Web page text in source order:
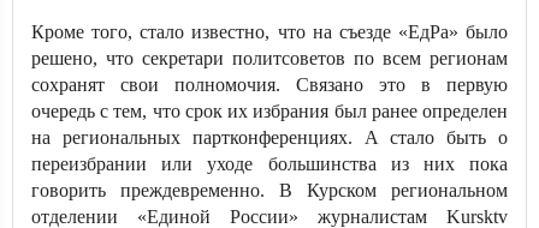
Кроме того, стало известно, что на съезде «ЕдРа» было
решено, что секретари политсоветов по всем регионам
сохранят свои полномочия. Связано это в первую
очередь с тем, что срок их избрания был ранее определен
на региональных партконференциях. А стало быть о
переизбрании или уходе большинства из них пока
говорить преждевременно. В Курском региональном
отделении «Единой России» журналистам Kursktv